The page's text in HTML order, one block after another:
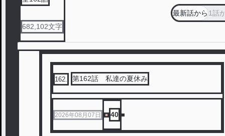
682,102文字
最新話から1話
162. 第162話 私達の夏休み
2026年08月07日 40